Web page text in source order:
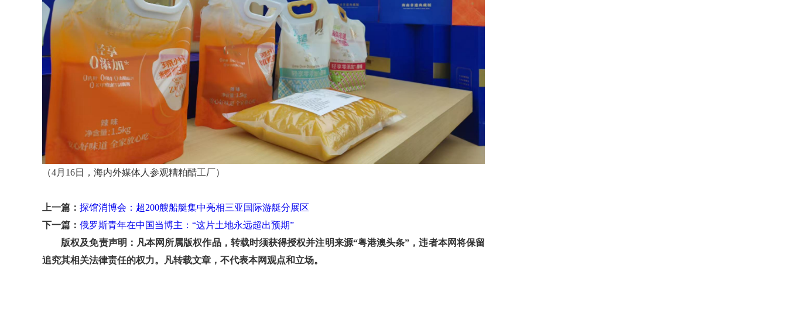
（4月16日，海内外媒体人参观糟粕醋工厂）
上一篇： 探馆消博会：超200艘船艇集中亮相三亚国际游艇分展区
下一篇： 俄罗斯青年在中国当博主：“这片土地永远超出预期”
版权及免责声明：凡本网所属版权作品，转载时须获得授权并注明来源“粤港澳头条”，违者本网将保留
追究其相关法律责任的权力。凡转载文章，不代表本网观点和立场。